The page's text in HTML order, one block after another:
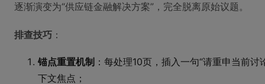
逐渐演变为“供应链金融解决方案”，完全脱离原始议题。
排查技巧 ：
锚点重置机制 ：每处理10页，插入一句“请重申当前
下文焦点；